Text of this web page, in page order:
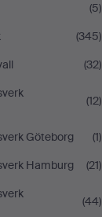
(5)
(345)
(32)
(12)
Göteborg
(1)
Hamburg
(21)
(44)